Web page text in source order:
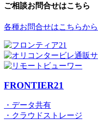
ご相談お問合せはこちら
各種お問合せはこちらから
FRONTIER21
・データ共有
・クラウドストレージ